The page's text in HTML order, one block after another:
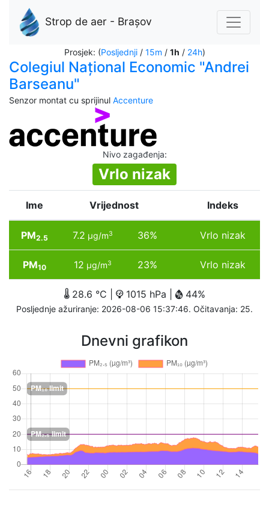
Strop de aer - Brașov
Prosjek: (Posljednji/ 15m / 1h / 24h)
Colegiul Național Economic "Andrei
Barseanu"
Senzor montat cu sprijinul Accenture
Nivo zagađenja:
Vrlo nizak
Ime Vrijednost Indeks
PM2.5 7.2 µg/m3 36% Vrlo nizak
PM10 12 µg/m3 23% Vrlo nizak
28.6 °C | 1015 hPa | 44%
Posljednje ažuriranje: 2026-08-06 15:37:46. Očitavanja: 25.
Dnevni grafikon